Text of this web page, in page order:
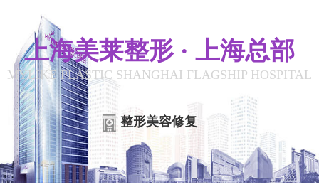
上海美莱整形 · 上海总部
MYLIKE PLASTIC SHANGHAI FLAGSHIP HOSPITAL
整形美容修复